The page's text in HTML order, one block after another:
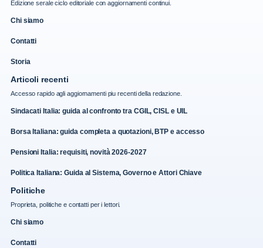
Edizione serale ciclo editoriale con aggiornamenti continui.
Chi siamo
Contatti
Storia
Articoli recenti
Accesso rapido agli aggiornamenti piu recenti della redazione.
Sindacati Italia: guida al confronto tra CGIL, CISL e UIL
Borsa Italiana: guida completa a quotazioni, BTP e accesso
Pensioni Italia: requisiti, novità 2026-2027
Politica Italiana: Guida al Sistema, Governo e Attori Chiave
Politiche
Proprieta, politiche e contatti per i lettori.
Chi siamo
Contatti